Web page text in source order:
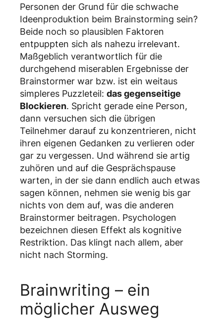
Personen der Grund für die schwache
Ideenproduktion beim Brainstorming sein?
Beide noch so plausiblen Faktoren
entpuppten sich als nahezu irrelevant.
Maßgeblich verantwortlich für die
durchgehend miserablen Ergebnisse der
Brainstormer war bzw. ist ein weitaus
simpleres Puzzleteil: das gegenseitige
Blockieren. Spricht gerade eine Person,
dann versuchen sich die übrigen
Teilnehmer darauf zu konzentrieren, nicht
ihren eigenen Gedanken zu verlieren oder
gar zu vergessen. Und während sie artig
zuhören und auf die Gesprächspause
warten, in der sie dann endlich auch etwas
sagen können, nehmen sie wenig bis gar
nichts von dem auf, was die anderen
Brainstormer beitragen. Psychologen
bezeichnen diesen Effekt als kognitive
Restriktion. Das klingt nach allem, aber
nicht nach Storming.
Brainwriting – ein
möglicher Ausweg